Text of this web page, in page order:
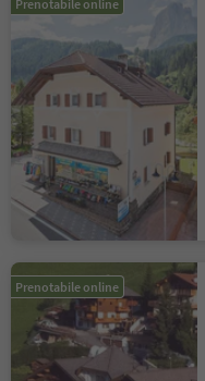
Prenotabile online
Prenotabile online